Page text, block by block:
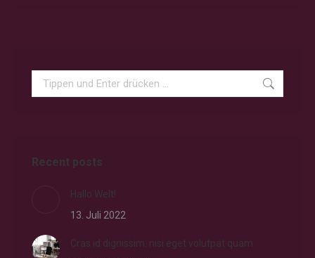
Search:
Recent posts
Hallo Welt!
13. Juli 2022
Cras id dignissim: nisi eget volutpat quam